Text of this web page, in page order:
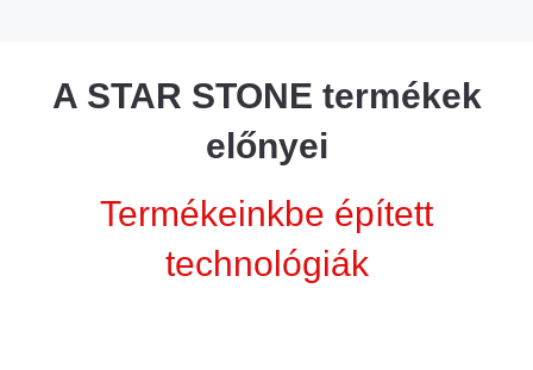
A STAR STONE termékek
előnyei
Termékeinkbe épített
technológiák